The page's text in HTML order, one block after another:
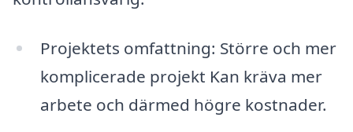
Projektets omfattning: Större och mer
komplicerade projekt Kan kräva mer
arbete och därmed högre kostnader.